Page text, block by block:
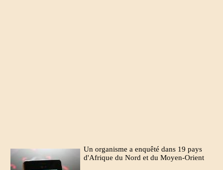
Un organisme a enquêté dans 19 pays
d'Afrique du Nord et du Moyen-Orient